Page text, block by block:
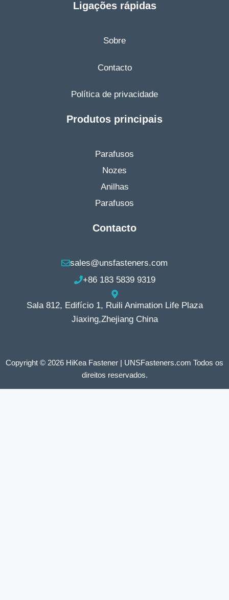
Ligações rápidas
Sobre
Contacto
Política de privacidade
Produtos principais
Parafusos
Nozes
Anilhas
Parafusos
Contacto
sales@unsfasteners.com
+86 183 5839 9319
Sala 812, Edifício 1, Ruili Animation Life Plaza
Jiaxing,Zhejiang China
Copyright © 2026 HiKea Fastener | UNSFasteners.com Todos os
direitos reservados.